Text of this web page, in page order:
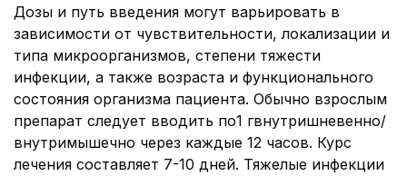
Дозы и путь введения могут варьировать в
зависимости от чувствительности, локализации и
типа микроорганизмов, степени тяжести
инфекции, а также возраста и функционального
состояния организма пациента. Обычно взрослым
препарат следует вводить по1 гвнутришневенно/
внутримышечно через каждые 12 часов. Курс
лечения составляет 7-10 дней. Тяжелые инфекции